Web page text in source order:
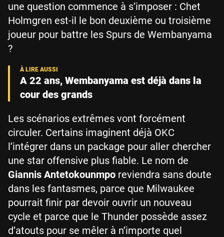
une question commence à s’imposer : Chet
Holmgren est-il le bon deuxième ou troisième
joueur pour battre les Spurs de Wembanyama
?
A 22 ans, Wembanyama est déjà dans la
cour des grands
Les scénarios extrêmes vont forcément
circuler. Certains imaginent déjà OKC
l’intégrer dans un package pour aller chercher
une star offensive plus fiable. Le nom de
Giannis Antetokounmpo reviendra sans doute
dans les fantasmes, parce que Milwaukee
pourrait finir par devoir ouvrir un nouveau
cycle et parce que le Thunder possède assez
d’atouts pour se mêler à n’importe quel